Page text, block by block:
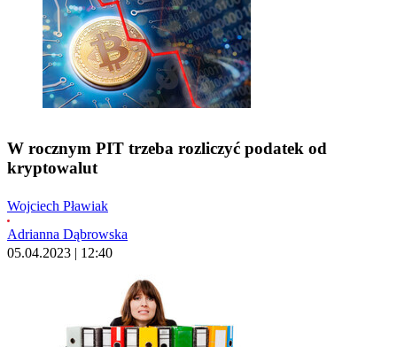
W rocznym PIT trzeba rozliczyć podatek od
kryptowalut
Wojciech Pławiak
Adrianna Dąbrowska
05.04.2023 | 12:40